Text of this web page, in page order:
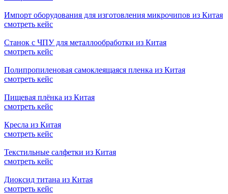
Импорт оборудования для изготовления микрочипов из Китая
смотреть кейс
Станок с ЧПУ для металлообработки из Китая
смотреть кейс
Полипропиленовая самоклеящаяся пленка из Китая
смотреть кейс
Пищевая плёнка из Китая
смотреть кейс
Кресла из Китая
смотреть кейс
Текстильные салфетки из Китая
смотреть кейс
Диоксид титана из Китая
смотреть кейс